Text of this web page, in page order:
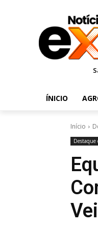
ÍNICIO
Início
Destaque